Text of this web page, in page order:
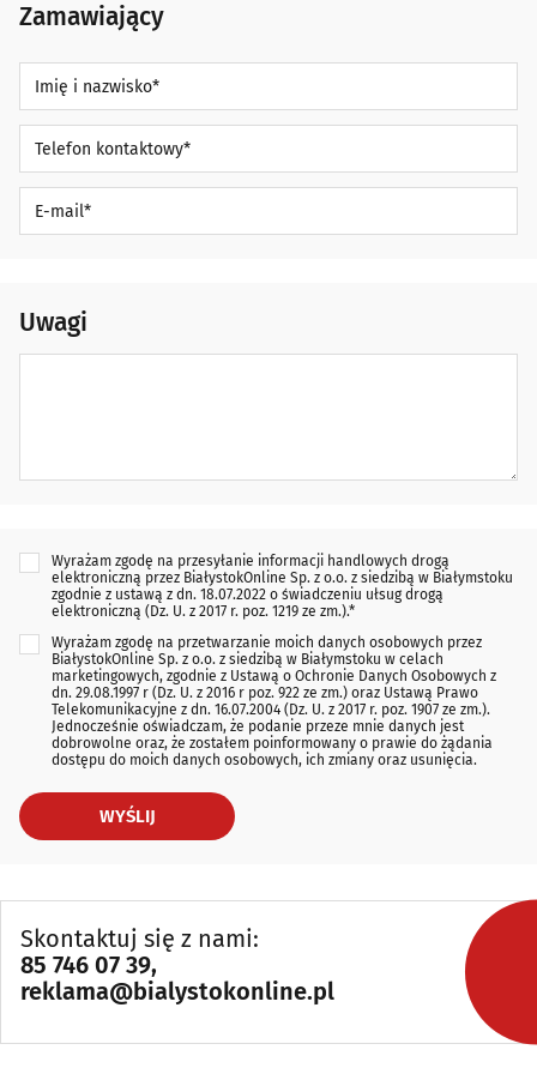
Brandbox 300x300
Navibox 300x250
Czas trwania kampanii
1-4 tygodnie
Ilość odsłon
1500 punktów
2000 punktów
5000 punktów
Zamawiający
Imię i nazwisko*
Telefon kontaktowy*
E-mail*
Uwagi
Uwagi
Wyrażam zgodę na przesyłanie informacji handlowych drogą
elektroniczną przez BiałystokOnline Sp. z o.o. z siedzibą w Białymstoku
zgodnie z ustawą z dn. 18.07.2022 o świadczeniu ułsug drogą
elektroniczną (Dz. U. z 2017 r. poz. 1219 ze zm.).*
Wyrażam zgodę na przetwarzanie moich danych osobowych przez
BiałystokOnline Sp. z o.o. z siedzibą w Białymstoku w celach
marketingowych, zgodnie z Ustawą o Ochronie Danych Osobowych z
dn. 29.08.1997 r (Dz. U. z 2016 r poz. 922 ze zm.) oraz Ustawą Prawo
Telekomunikacyjne z dn. 16.07.2004 (Dz. U. z 2017 r. poz. 1907 ze zm.).
Jednocześnie oświadczam, że podanie przeze mnie danych jest
dobrowolne oraz, że zostałem poinformowany o prawie do żądania
dostępu do moich danych osobowych, ich zmiany oraz usunięcia.
WYŚLIJ
Skontaktuj się z nami:
85 746 07 39,
reklama@bialystokonline.pl